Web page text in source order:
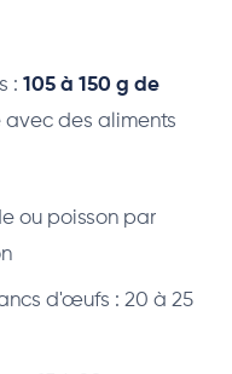
: 105 à 150 g de
avec des aliments
ou poisson par
d'œufs : 20 à 25